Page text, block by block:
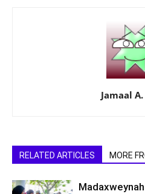
Jamaal
RELATED ARTICLES MORE